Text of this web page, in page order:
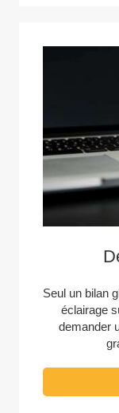
Seul un bilan
éclairage
demander